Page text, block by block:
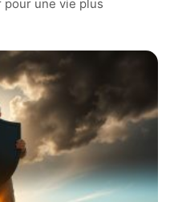
pour une vie plus